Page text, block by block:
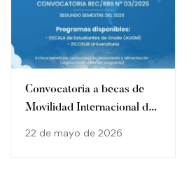
Convocatoria a becas de
Movilidad Internacional de
22 de mayo de 2026